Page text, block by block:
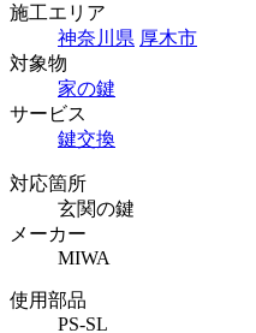
施工エリア
神奈川県 厚木市
対象物
家の鍵
サービス
鍵交換
対応箇所
玄関の鍵
メーカー
MIWA
使用部品
PS-SL